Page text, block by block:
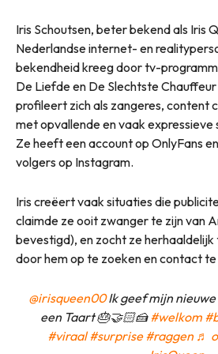
Iris Schoutsen, beter bekend als Iris
Nederlandse internet- en
bekendheid kreeg door tv-
De Liefde en De Slechtste
profileert zich als zangeres, content
met opvallende en vaak
Ze heeft een account op OnlyFans
volgers op Instagram.
Iris creëert vaak situaties die
claimde ze ooit zwanger te zijn van
bevestigd), en zocht ze
door hem op te zoeken en contact
@irisqueen00Ik geef mijn nieuwe
een Taart 🎂🤝🏻🍰#welkom
#viraal #surprise #raggen ♬